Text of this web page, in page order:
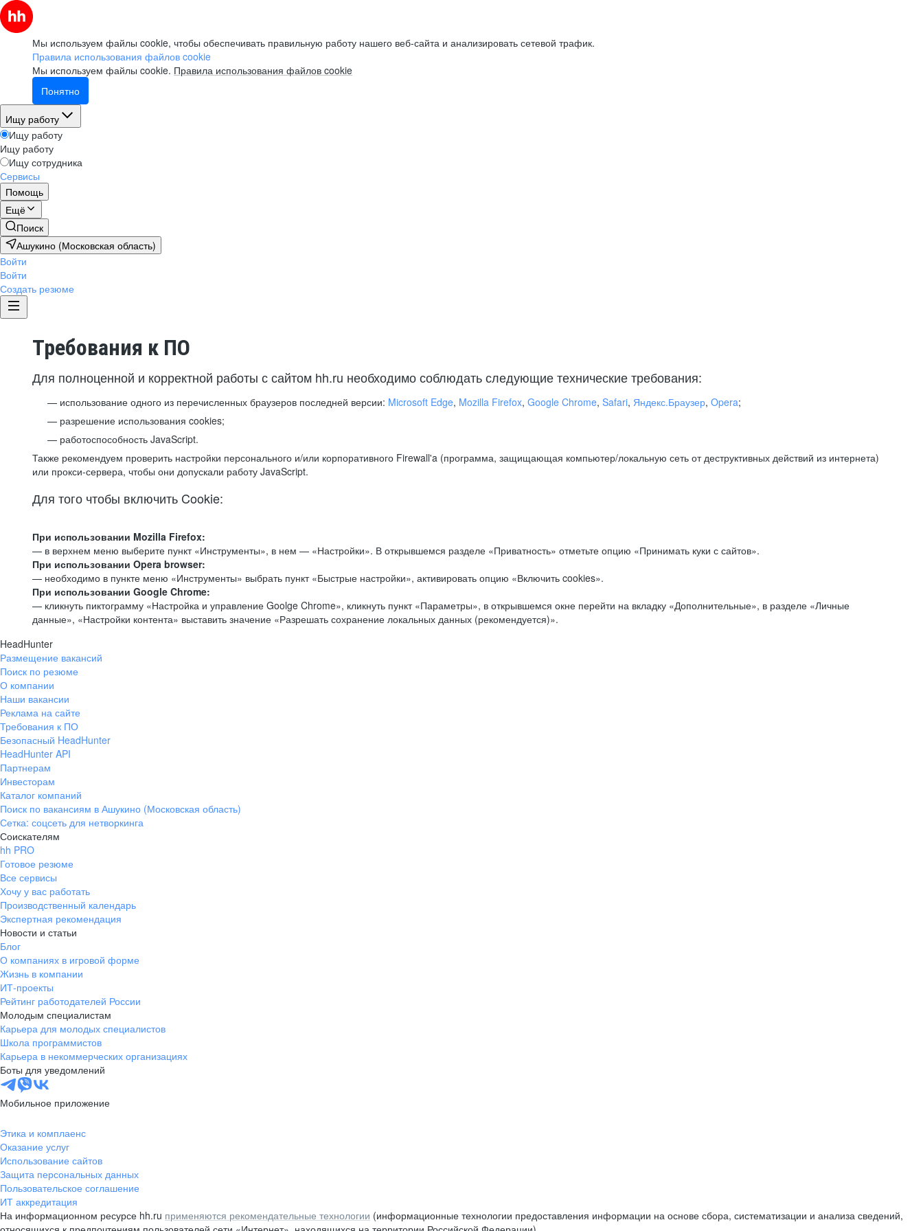
Мы используем файлы cookie, чтобы обеспечивать правильную работу нашего веб-сайта и анализировать сетевой трафик.
Правила использования файлов cookie
Мы используем файлы cookie. Правила использования файлов cookie
Понятно
Ищу работу
Ищу работу
Ищу работу
Ищу сотрудника
Сервисы
Помощь
Ещё
Поиск
Ашукино (Московская область)
Войти
Войти
Создать резюме
Требования к ПО
Для полноценной и корректной работы с сайтом hh.ru необходимо соблюдать следующие технические требования:
использование одного из перечисленных браузеров последней версии: Microsoft Edge, Mozilla Firefox, Google Chrome, Safari, Яндекс.Браузер, Opera;
разрешение использования cookies;
работоспособность JavaScript.
Также рекомендуем проверить настройки персонального и/или корпоративного Firewall'a (программа, защищающая компьютер/локальную сеть от деструктивных действий из интернета)
или прокси-сервера, чтобы они допускали работу JavaScript.
Для того чтобы включить Cookie:
При использовании Mozilla Firefox:
— в верхнем меню выберите пункт «Инструменты», в нем — «Настройки». В открывшемся разделе «Приватность» отметьте опцию «Принимать куки с сайтов».
При использовании Opera browser:
— необходимо в пункте меню «Инструменты» выбрать пункт «Быстрые настройки», активировать опцию «Включить cookies».
При использовании Google Chrome:
— кликнуть пиктограмму «Настройка и управление Goolge Chrome», кликнуть пункт «Параметры», в открывшемся окне перейти на вкладку «Дополнительные», в разделе «Личные
данные», «Настройки контента» выставить значение «Разрешать сохранение локальных данных (рекомендуется)».
HeadHunter
Размещение вакансий
Поиск по резюме
О компании
Наши вакансии
Реклама на сайте
Требования к ПО
Безопасный HeadHunter
HeadHunter API
Партнерам
Инвесторам
Каталог компаний
Поиск по вакансиям в Ашукино (Московская область)
Сетка: соцсеть для нетворкинга
Соискателям
hh PRO
Готовое резюме
Все сервисы
Хочу у вас работать
Производственный календарь
Экспертная рекомендация
Новости и статьи
Блог
О компаниях в игровой форме
Жизнь в компании
ИТ-проекты
Рейтинг работодателей России
Молодым специалистам
Карьера для молодых специалистов
Школа программистов
Карьера в некоммерческих организациях
Боты для уведомлений
Мобильное приложение
Этика и комплаенс
Оказание услуг
Использование сайтов
Защита персональных данных
Пользовательское соглашение
ИТ аккредитация
На информационном ресурсе hh.ru применяются рекомендательные технологии (информационные технологии предоставления информации на основе сбора, систематизации и анализа сведений,